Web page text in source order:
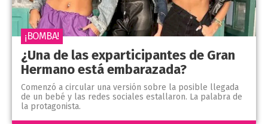
¿Una de las exparticipantes de Gran
Hermano está embarazada?
Comenzó a circular una versión sobre la posible llegada
de un bebé y las redes sociales estallaron. La palabra de
la protagonista.
¡BOMBA!